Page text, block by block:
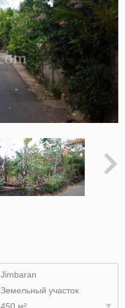
Jimbaran
Земельный участок
450 м²